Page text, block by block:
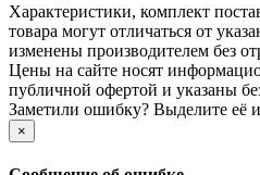
Xарактеристики, комплект
товара могут отличаться от
изменены производителем без
Цены на сайте носят
публичной офертой и указаны
Заметили ошибку? Выделите её
×